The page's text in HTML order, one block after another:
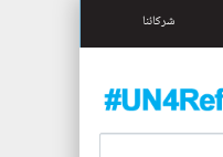
شركائنا